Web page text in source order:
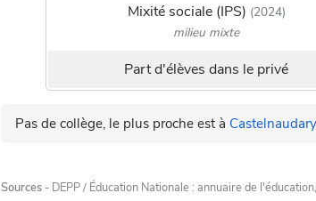
Mixité sociale (IPS) (2024)
milieu mixte
Part d'élèves dans le privé
Pas de collège, le plus proche est à Castelnaudary
Sources - DEPP / Éducation Nationale : annuaire de l'éducation,